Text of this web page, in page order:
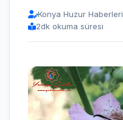
Konya Huzur Haberleri
2dk okuma süresi